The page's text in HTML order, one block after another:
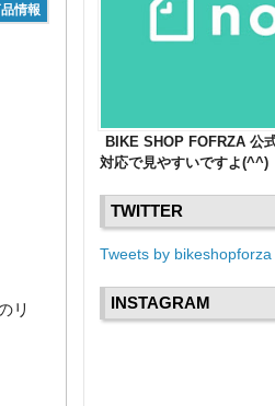
情報
リ
BIKE SHOP FOFRZA 公
対応で見やすいですよ(^^)
TWITTER
Tweets by bikeshopforza
INSTAGRAM